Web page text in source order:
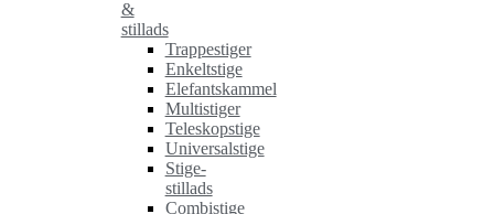
&
stillads
Trappestiger
Enkeltstige
Elefantskammel
Multistiger
Teleskopstige
Universalstige
Stige-
stillads
Combistige